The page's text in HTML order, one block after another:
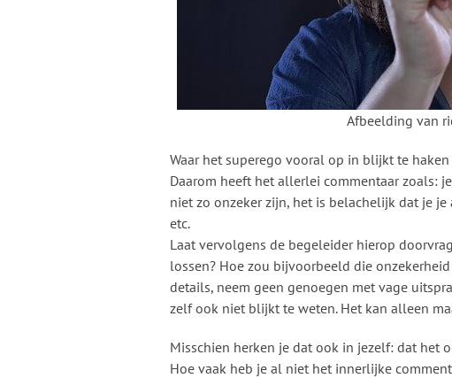
Afbeelding van
Waar het superego vooral op in blijkt te
Daarom heeft het allerlei commentaar zoals:
niet zo onzeker zijn, het is belachelijk dat je
etc.
Laat vervolgens de begeleider hierop
lossen? Hoe zou bijvoorbeeld die
details, neem geen genoegen met vage
zelf ook niet blijkt te weten. Het kan alleen
Misschien herken je dat ook in jezelf: dat het
Hoe vaak heb je al niet het innerlijke